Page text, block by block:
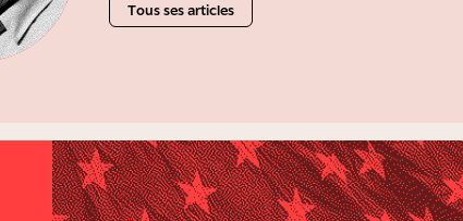
Tous ses articles